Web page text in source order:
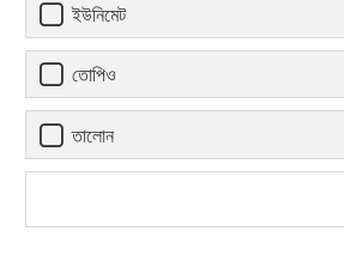
ইউনিমেট
তোপিও
তালোন